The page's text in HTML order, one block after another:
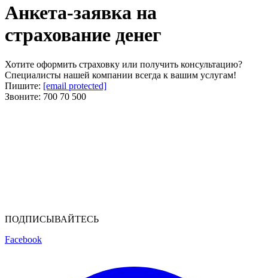
Анкета-заявка на
страхование денег
Хотите оформить страховку или получить консультацию?
Специалисты нашей компании всегда к вашим услугам!
Пишите: [email protected]
Звоните: 700 70 500
ПОДПИСЫВАЙТЕСЬ
Facebook